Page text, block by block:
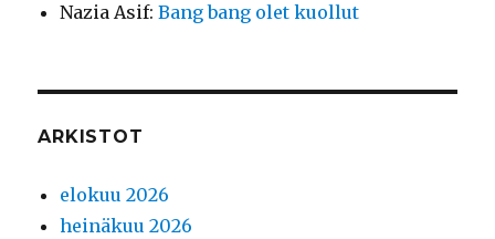
Nazia Asif:Bang bang olet kuollut
ARKISTOT
elokuu 2026
heinäkuu 2026